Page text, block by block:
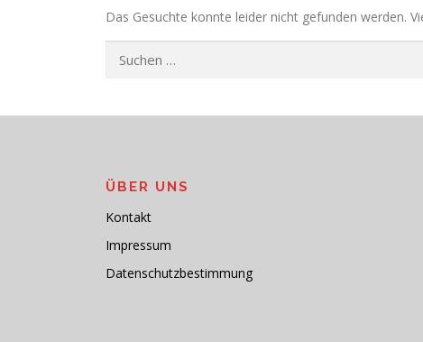
Das Gesuchte konnte leider nicht gefunden werden.
nach:
ÜBER UNS
Kontakt
Impressum
Datenschutzbestimmung